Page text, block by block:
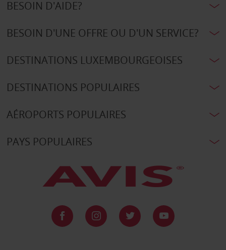
BESOIN D'AIDE?
BESOIN D'UNE OFFRE OU D'UN SERVICE?
DESTINATIONS LUXEMBOURGEOISES
DESTINATIONS POPULAIRES
AÉROPORTS POPULAIRES
PAYS POPULAIRES